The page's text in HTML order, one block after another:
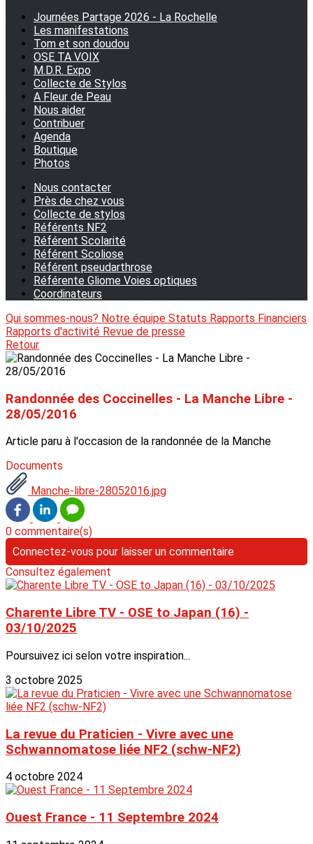
Journées Partage 2026 - La Rochelle
Les manifestations
Tom et son doudou
OSE TA VOIX
M.D.R. Expo
Collecte de Stylos
A Fleur de Peau
Nous aider
Contribuer
Agenda
Boutique
Photos
Nous contacter
Près de chez vous
Collecte de stylos
Référents NF2
Référent Scolarité
Référent Scoliose
Référent pseudarthrose
Référente Gliome Voies optiques
Coordinateurs
Qui sommes-nous? Notre équipe Statuts Rapports Financiers
Rapports d'activité Revue de presse
Retour
Randonnée des Coccinelles - La Manche Libre -
28/05/2016
Article paru à l'occasion de la randonnée de la Manche
Documents
Manche-libre-28052016.jpg
0 commentaire(s)
Connectez-vous pour laisser un commentaire
Consultez également
Charente Libre TV - OSE to Japan (16) -
03/10/2025
Poursuivez ici selon votre inspiration...
3 octobre 2025
La revue du Praticien - Vivre avec une
Schwannomatose liée NF2 (schw-NF2)
4 octobre 2024
Ouest France - 11 Septembre 2024